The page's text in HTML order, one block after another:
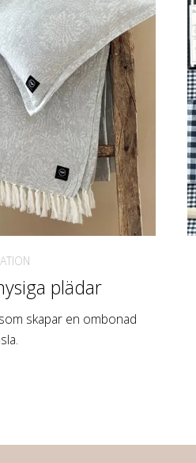
plädar
skapar en ombonad